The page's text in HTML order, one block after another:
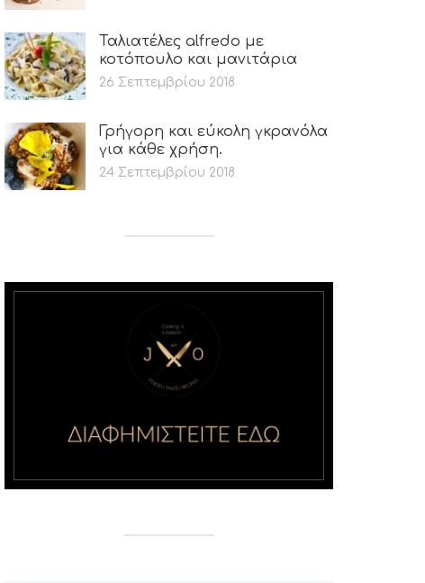
Ταλιατέλες alfredo με
κοτόπουλο και μανιτάρια
26 Σεπτεμβρίου 2018
Γρήγορη και εύκολη γκρανόλα
για κάθε χρήση.
24 Σεπτεμβρίου 2018